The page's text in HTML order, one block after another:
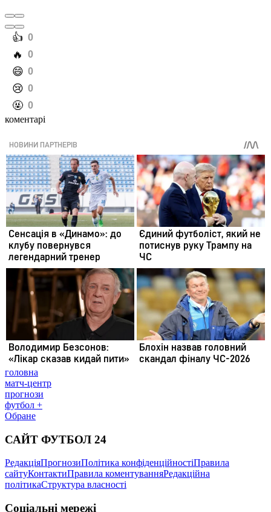
️👍 0
️🔥 0
️😄 0
️😢 0
️🤬 0
коментарі
головна
матч-центр
прогнози
футбол +
Обране
САЙТ ФУТБОЛ 24
РедакціяПрогнозиПолітика конфіденційностіПравила
сайтуКонтактиПравила коментуванняРедакційна
політикаСтруктура власності
Соціальні мережі